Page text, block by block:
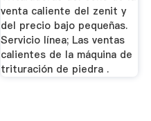
venta caliente del zenit y
del precio bajo pequeñas.
Servicio línea; Las ventas
calientes de la máquina de
trituración de piedra .